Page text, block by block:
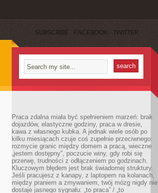
SUBSCRIBE FACEBOOK TWITTER
Praca zdalna miała być spełnieniem marzeń: brak
dojazdów, elastyczne godziny, praca w dresie,
kawa z własnego kubka. A jednak wiele osób po
kilku miesiącach czuje coś zupełnie przeciwnego:
rozmycie granic między domem a pracą, wieczne
„jestem dostępny”, poczucie winy, gdy robi się
przerwę, trudności z odłączeniem po godzinach.
Kluczowym błędem jest brak świadomej struktury.
Jeśli pracujesz z kanapy, z laptopem na kolanach,
między praniem a zmywaniem, twój mózg nigdy nie
dostaje jasnego sygnału: „to praca” / „to